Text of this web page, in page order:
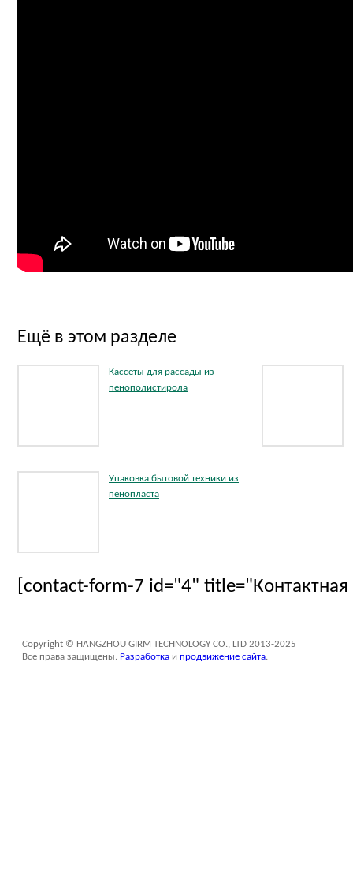
Ещё в этом разделе
Кассеты для рассады из
пенополистирола
Упаковка бытовой техники из
пенопласта
[contact-form-7 id="4"
Copyright © HANGZHOU GIRM TECHNOLOGY CO., LTD 2013-2025
Все права защищены. Разработка и продвижение сайта.